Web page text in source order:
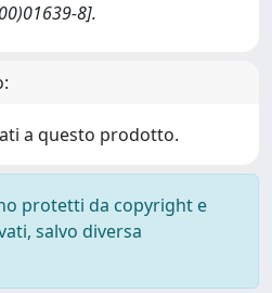
8].
a questo prodotto.
protetti da copyright e
salvo diversa